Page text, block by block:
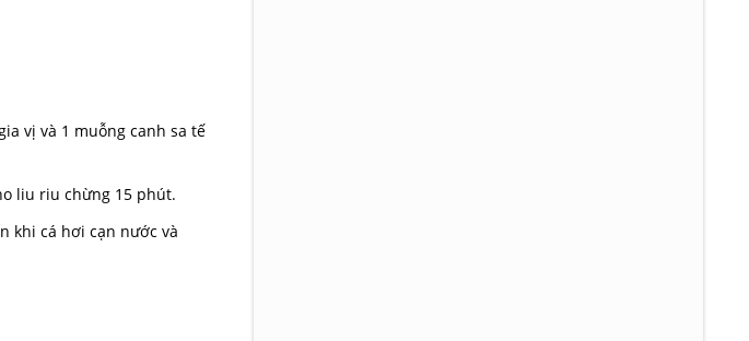
vị và 1 muỗng canh sa tế
liu riu chừng 15 phút.
khi cá hơi cạn nước và